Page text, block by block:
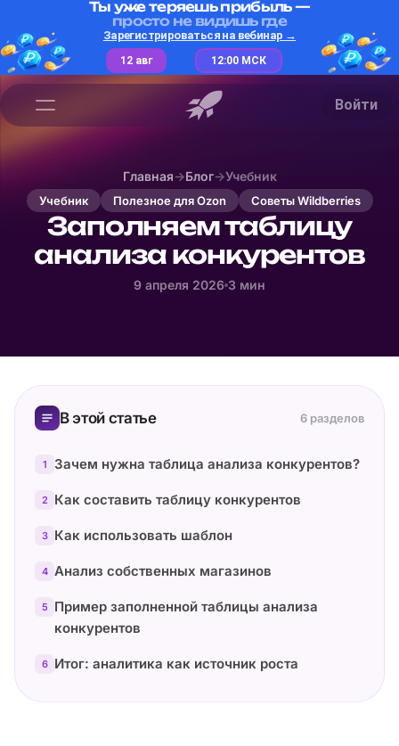
Ты уже теряешь прибыль —
просто не видишь где
Зарегистрироваться на вебинар →
12 авг 12:00 МСК
Войти
Главная→Блог→Учебник
Учебник Полезное для Ozon Советы Wildberries
Заполняем таблицу
анализа конкурентов
9 апреля 2026 3 мин
В этой статье 6 разделов
1 Зачем нужна таблица анализа конкурентов?
2 Как составить таблицу конкурентов
3 Как использовать шаблон
4 Анализ собственных магазинов
5
Пример заполненной таблицы анализа
конкурентов
6 Итог: аналитика как источник роста